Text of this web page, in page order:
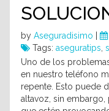
by Aseguradisimo
Tags: aseguratips
Uno de los
en nuestro teléfono
repente. Esto puede
altavoz, sin